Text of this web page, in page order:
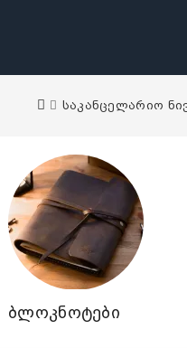
საკანცელარიო
ბლოკნოტები